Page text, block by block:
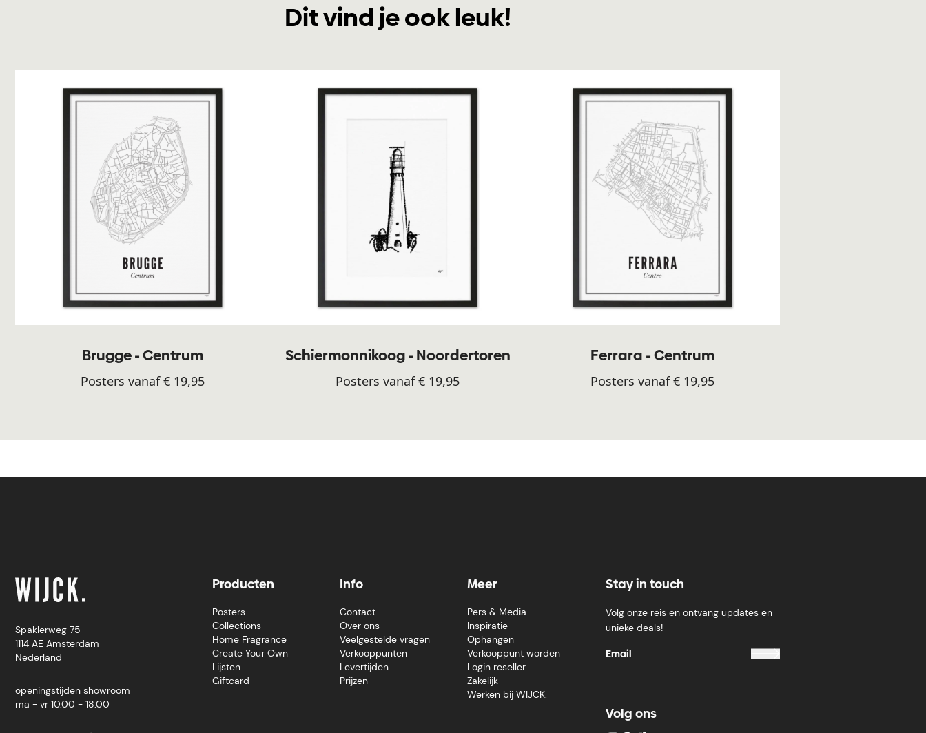
Dit vind je ook leuk!
Brugge - Centrum
Posters vanaf € 19,95
Schiermonnikoog - Noordertoren
Posters vanaf € 19,95
Ferrara - Centrum
Posters vanaf € 19,95
Spaklerweg 75
1114 AE Amsterdam
Nederland
openingstijden showroom
ma - vr 10.00 - 18.00
Producten
Posters
Collections
Home Fragrance
Create Your Own
Lijsten
Giftcard
Info
Contact
Over ons
Veelgestelde vragen
Verkooppunten
Levertijden
Prijzen
Meer
Pers & Media
Inspiratie
Ophangen
Verkooppunt worden
Login reseller
Zakelijk
Werken bij WIJCK.
Stay in touch
Volg onze reis en ontvang updates en
unieke deals!
Volg ons